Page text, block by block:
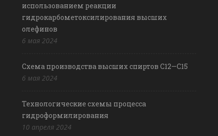
использованием реакции
гидрокарбометоксилирования высших
олефинов
6 мая 2024
Схема производства высших спиртов С12—С15
6 мая 2024
Технологические схемы процесса
гидроформилирования
10 апреля 2024